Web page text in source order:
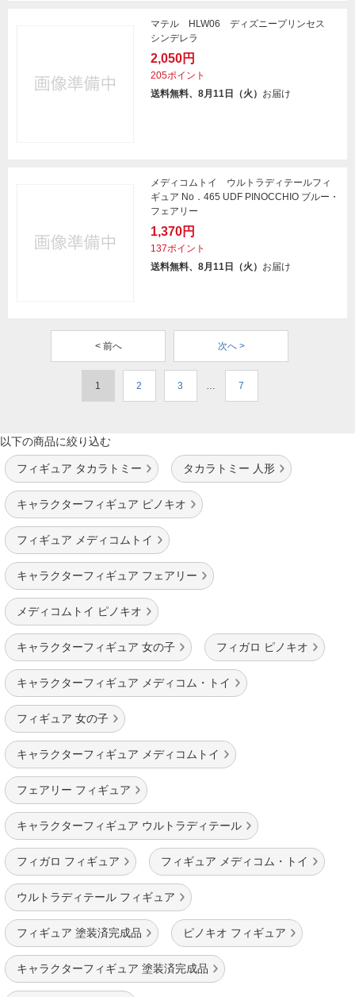
マテル HLW06 ディズニープリンセス
シンデレラ
2,050円
205ポイント
送料無料、8月11日（火） お届け
メディコムトイ ウルトラディテールフィ
ギュア No．465 UDF PINOCCHIO ブルー・
フェアリー
1,370円
137ポイント
送料無料、8月11日（火） お届け
< 前へ 次へ >
1 2 3 … 7
以下の商品に絞り込む
フィギュア タカラトミー タカラトミー 人形
キャラクターフィギュア ピノキオ
フィギュア メディコムトイ
キャラクターフィギュア フェアリー
メディコムトイ ピノキオ
キャラクターフィギュア 女の子 フィガロ ピノキオ
キャラクターフィギュア メディコム・トイ
フィギュア 女の子
キャラクターフィギュア メディコムトイ
フェアリー フィギュア
キャラクターフィギュア ウルトラディテール
フィガロ フィギュア フィギュア メディコム・トイ
ウルトラディテール フィギュア
フィギュア 塗装済完成品 ピノキオ フィギュア
キャラクターフィギュア 塗装済完成品